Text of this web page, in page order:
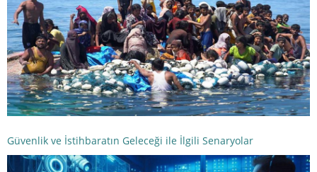
Güvenlik ve İstihbaratın Geleceği ile İlgili Senaryolar